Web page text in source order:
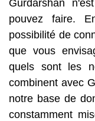
Gurdarshan
pouvez faire.
possibilité de
que vous
quels sont les
combinent avec
notre base de
constamment